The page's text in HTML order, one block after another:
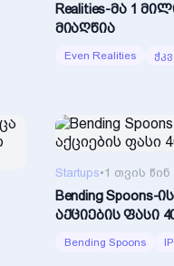
Realities-მა 1
მიაღწია
Even Realities
Startups•1 თვის წინ
Bending
აქციების ფასი
Bending Spoons